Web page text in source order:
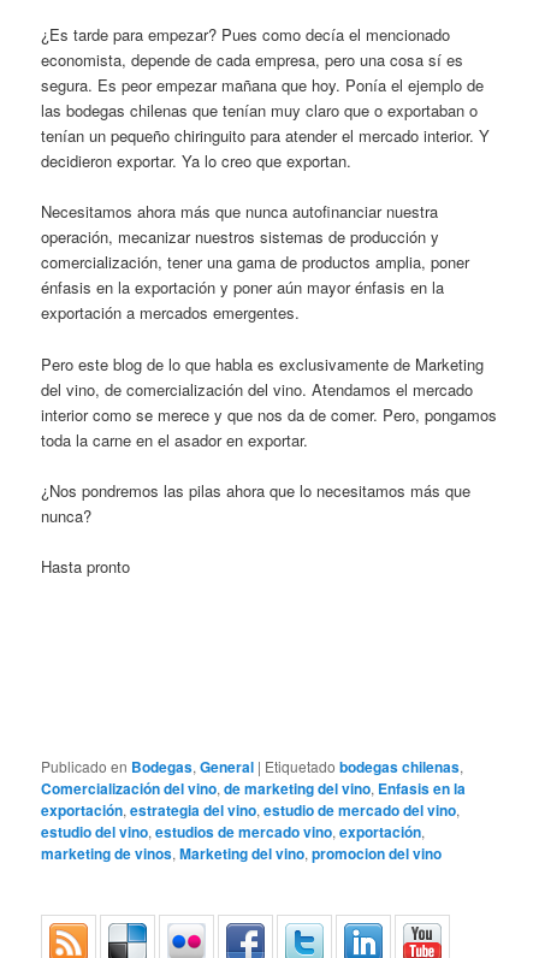
¿Es tarde para empezar? Pues como decía el mencionado
economista, depende de cada empresa, pero una cosa sí es
segura. Es peor empezar mañana que hoy. Ponía el ejemplo de
las bodegas chilenas que tenían muy claro que o exportaban o
tenían un pequeño chiringuito para atender el mercado interior. Y
decidieron exportar. Ya lo creo que exportan.
Necesitamos ahora más que nunca autofinanciar nuestra
operación, mecanizar nuestros sistemas de producción y
comercialización, tener una gama de productos amplia, poner
énfasis en la exportación y poner aún mayor énfasis en la
exportación a mercados emergentes.
Pero este blog de lo que habla es exclusivamente de Marketing
del vino, de comercialización del vino. Atendamos el mercado
interior como se merece y que nos da de comer. Pero, pongamos
toda la carne en el asador en exportar.
¿Nos pondremos las pilas ahora que lo necesitamos más que
nunca?
Hasta pronto
Publicado en Bodegas,General | Etiquetado bodegas chilenas,
Comercialización del vino,de marketing del vino, Enfasis en la
exportación,estrategia del vino,estudio de mercado del vino,
estudio del vino,estudios de mercado vino,exportación,
marketing de vinos,Marketing del vino,promocion del vino